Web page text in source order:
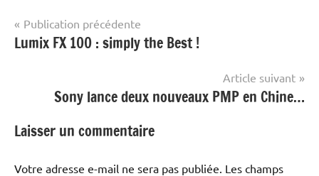
Navigation
de
Publication précédente
Lumix FX 100 : simply the Best !
Article suivant
Sony lance deux nouveaux PMP en Chine…
Laisser un commentaire
Votre adresse e-mail ne sera pas publiée. Les champs